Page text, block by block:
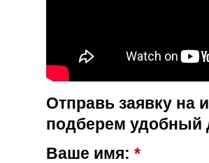
Отправь заявку на
подберем удобный
Ваше имя: *